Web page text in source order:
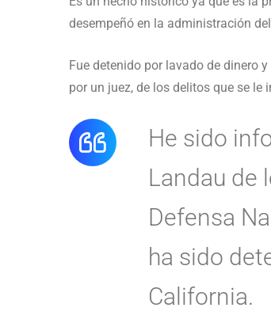
desempeñó en la administración del
Fue detenido por lavado de dinero
por un juez, de los delitos que se le
He sido
Landau de
Defensa
ha sido
California.